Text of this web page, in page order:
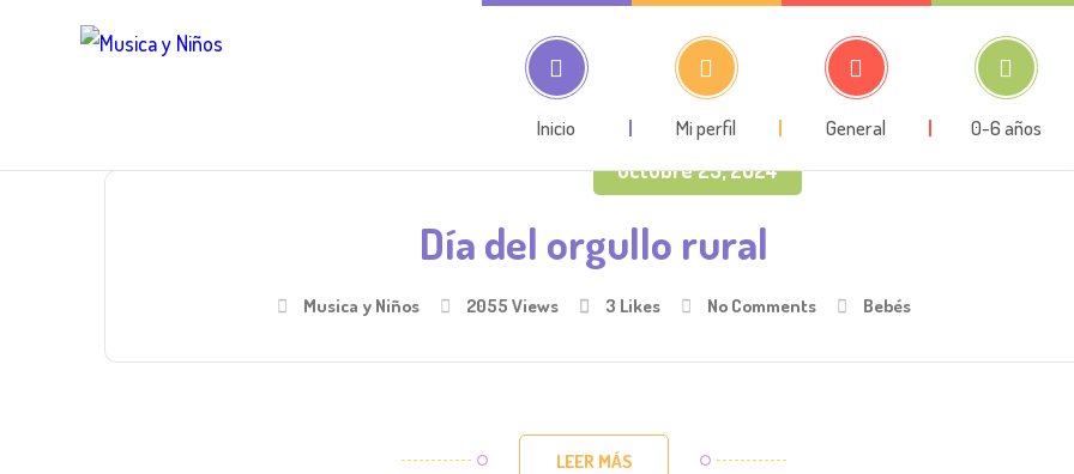
Inicio Mi perfil General 0-6 años
octubre 23, 2024
Día del orgullo rural
Musica y Niños 2055 Views 3 Likes No Comments Bebés
LEER MÁS